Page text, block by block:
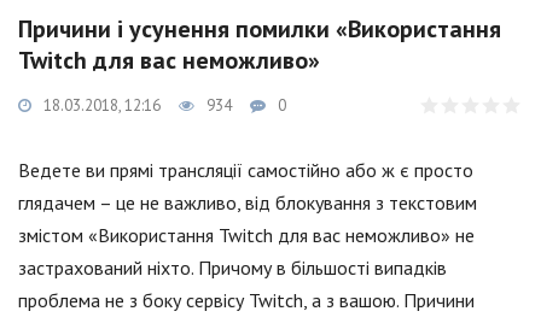
Причини і усунення помилки «Використання
Twitch для вас неможливо»
18.03.2018, 12:16 934 0
Ведете ви прямі трансляції самостійно або ж є просто
глядачем – це не важливо, від блокування з текстовим
змістом «Використання Twitch для вас неможливо» не
застрахований ніхто. Причому в більшості випадків
проблема не з боку сервісу Twitch, а з вашою. Причини